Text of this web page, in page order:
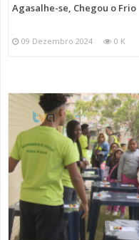
Agasalhe-se, Chegou o Frio
09 Dezembro 2024 0 K